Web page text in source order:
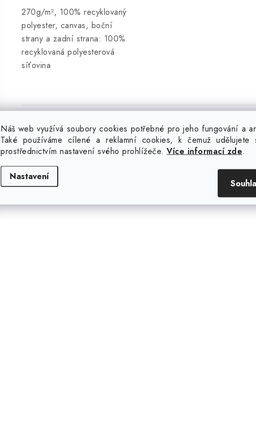
Náš web využívá soubory cookies potřebné pro jeho fungování a
Také používáme cílené a reklamní cookies, k čemuž udělujete
prostřednictvím nastavení svého prohlížeče. Více informací zde.
Nastavení
270g/m², 100% recyklovaný
polyester, canvas, boční
strany a zadní strana: 100%
recyklovaná polyesterová
síťovina
Buďte první, kdo napíše příspěvek k této položce.
Pouze registrovaní uživatelé mohou vkládat příspěvky. Prosím